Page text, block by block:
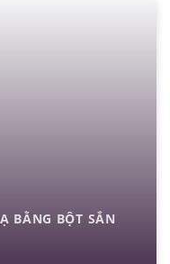
BẰNG BỘT SẮN